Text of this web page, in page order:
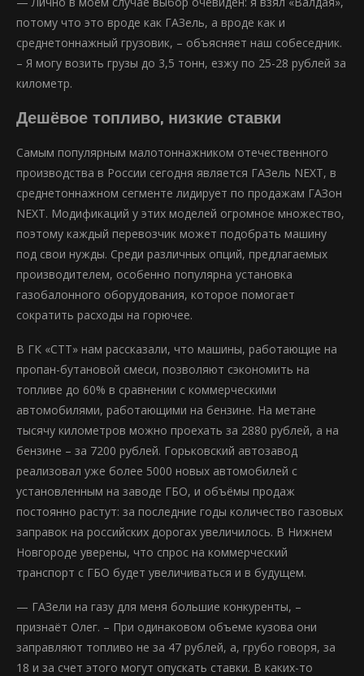
потому что это вроде как ГАЗель, а вроде как и
среднетоннажный грузовик, – объясняет наш собеседник.
– Я могу возить грузы до 3,5 тонн, езжу по 25-28 рублей за
километр.
Дешёвое топливо, низкие ставки
Самым популярным малотоннажником отечественного
производства в России сегодня является ГАЗель NEXT, в
среднетоннажном сегменте лидирует по продажам ГАЗон
NEXT. Модификаций у этих моделей огромное множество,
поэтому каждый перевозчик может подобрать машину
под свои нужды. Среди различных опций, предлагаемых
производителем, особенно популярна установка
газобалонного оборудования, которое помогает
сократить расходы на горючее.
В ГК «СТТ» нам рассказали, что машины, работающие на
пропан-бутановой смеси, позволяют сэкономить на
топливе до 60% в сравнении с коммерческими
автомобилями, работающими на бензине. На метане
тысячу километров можно проехать за 2880 рублей, а на
бензине – за 7200 рублей. Горьковский автозавод
реализовал уже более 5000 новых автомобилей с
установленным на заводе ГБО, и объёмы продаж
постоянно растут: за последние годы количество газовых
заправок на российских дорогах увеличилось. В Нижнем
Новгороде уверены, что спрос на коммерческий
транспорт с ГБО будет увеличиваться и в будущем.
— ГАЗели на газу для меня большие конкуренты, –
признаёт Олег. – При одинаковом объеме кузова они
заправляют топливо не за 47 рублей, а, грубо говоря, за
18 и за счет этого могут опускать ставки. В каких-то